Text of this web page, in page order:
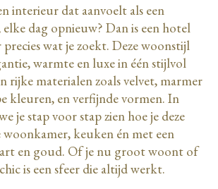
interieur dat aanvoelt als een
dag opnieuw? Dan is een hotel
wat je zoekt. Deze woonstijl
warmte en luxe in één stijlvol
rijke materialen zoals velvet, marmer
kleuren, en verfijnde vormen. In
je stap voor stap zien hoe je deze
keuken én met een
en goud. Of je nu groot woont of
is een sfeer die altijd werkt.